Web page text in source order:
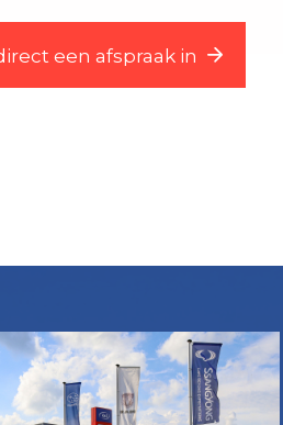
een afspraak in